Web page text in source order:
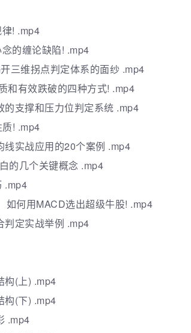
! .mp4
的缠论缺陷! .mp4
三维拐点判定体系的面纱 .mp4
和有效跌破的四种方式! .mp4
支撑和压力位判定系统 .mp4
! .mp4
实战应用的20个案例 .mp4
的几个关键概念 .mp4
.mp4
如何用MACD选出超级牛股! .mp4
判定实战举例 .mp4
构(上) .mp4
构(下) .mp4
.mp4